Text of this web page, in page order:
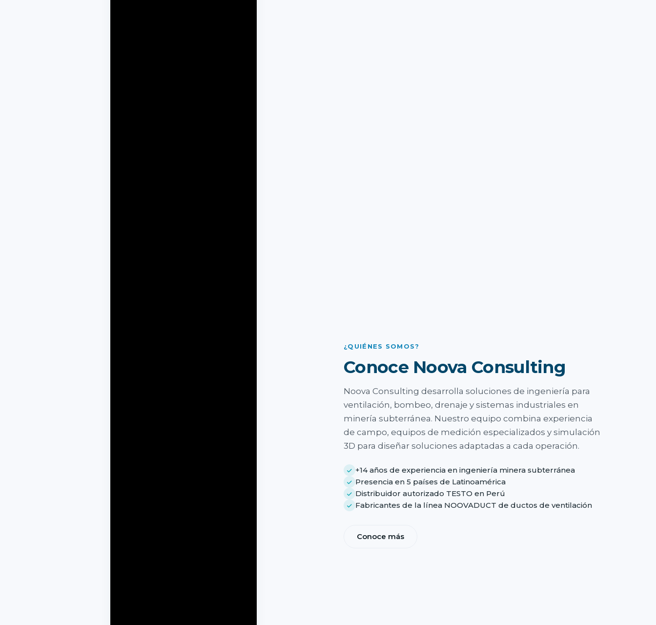
¿QUIÉNES SOMOS?
Conoce Noova Consulting
Noova Consulting desarrolla soluciones de ingeniería para
ventilación, bombeo, drenaje y sistemas industriales en
minería subterránea. Nuestro equipo combina experiencia
de campo, equipos de medición especializados y simulación
3D para diseñar soluciones adaptadas a cada operación.
+14 años de experiencia en ingeniería minera subterránea
Presencia en 5 países de Latinoamérica
Distribuidor autorizado TESTO en Perú
Fabricantes de la línea NOOVADUCT de ductos de ventilación
Conoce más